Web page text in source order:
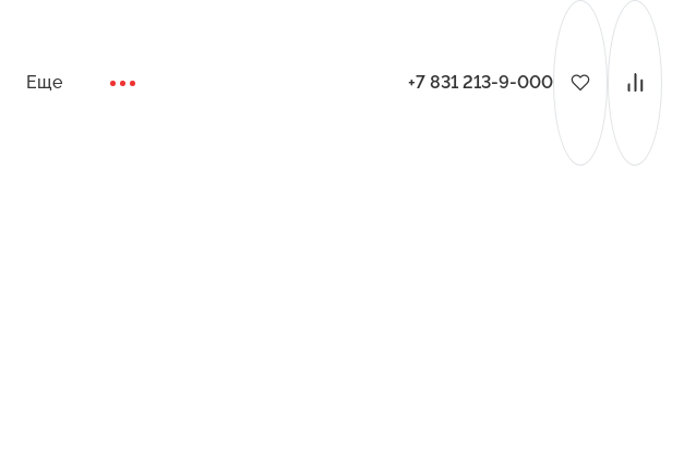
Еще +7 831 213-9-000